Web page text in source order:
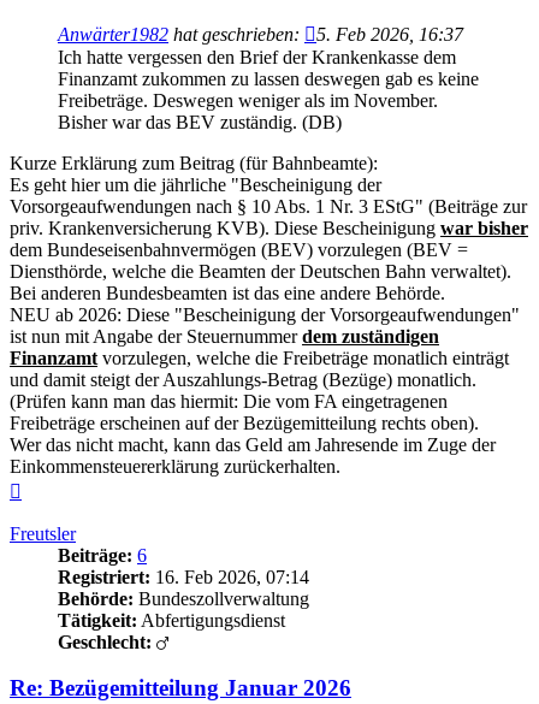
Anwärter1982 hat geschrieben:
5. Feb 2026, 16:37
Ich hatte vergessen den Brief der Krankenkasse dem
Finanzamt zukommen zu lassen deswegen gab es keine
Freibeträge. Deswegen weniger als im November.
Bisher war das BEV zuständig. (DB)
Kurze Erklärung zum Beitrag (für Bahnbeamte):
Es geht hier um die jährliche "Bescheinigung der
Vorsorgeaufwendungen nach § 10 Abs. 1 Nr. 3 EStG" (Beiträge zur
priv. Krankenversicherung KVB). Diese Bescheinigung war bisher
dem Bundeseisenbahnvermögen (BEV) vorzulegen (BEV =
Diensthörde, welche die Beamten der Deutschen Bahn verwaltet).
Bei anderen Bundesbeamten ist das eine andere Behörde.
NEU ab 2026: Diese "Bescheinigung der Vorsorgeaufwendungen"
ist nun mit Angabe der Steuernummerdem zuständigen
Finanzamt vorzulegen, welche die Freibeträge monatlich einträgt
und damit steigt der Auszahlungs-Betrag (Bezüge) monatlich.
(Prüfen kann man das hiermit: Die vom FA eingetragenen
Freibeträge erscheinen auf der Bezügemitteilung rechts oben).
Wer das nicht macht, kann das Geld am Jahresende im Zuge der
Einkommensteuererklärung zurückerhalten.
Freutsler
Beiträge: 6
Registriert: 16. Feb 2026, 07:14
Behörde: Bundeszollverwaltung
Tätigkeit: Abfertigungsdienst
Geschlecht:
Re: Bezügemitteilung Januar 2026